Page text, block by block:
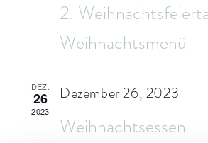
2.
Weihnachtsmenü
DEZ.
26
2023
Dezember 26, 2023
Weihnachtsessen